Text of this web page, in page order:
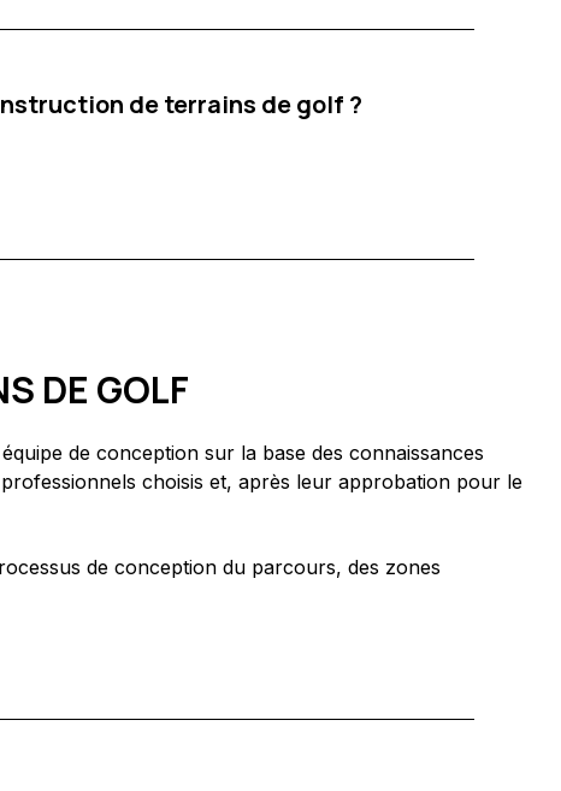
de terrains de golf ?
DE GOLF
de conception sur la base des connaissances
choisis et, après leur approbation pour le
de conception du parcours, des zones